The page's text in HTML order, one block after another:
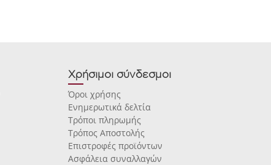
Χρήσιμοι σύνδεσμοι
Όροι χρήσης
Ενημερωτικά δελτία
Τρόποι πληρωμής
Τρόπος Αποστολής
Επιστροφές προϊόντων
Ασφάλεια συναλλαγών